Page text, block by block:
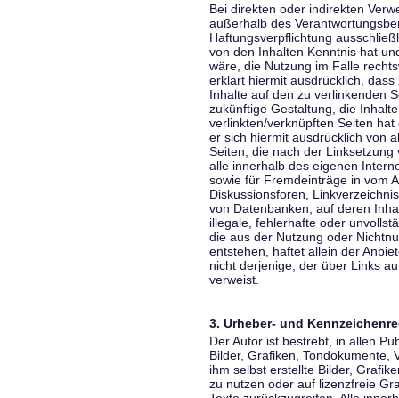
Bei direkten oder indirekten
außerhalb des
Haftungsverpflichtung
von den Inhalten Kenntnis hat
wäre, die Nutzung im Falle
erklärt hiermit ausdrücklich,
Inhalte auf den zu verlinkenden
zukünftige Gestaltung, die
verlinkten/verknüpften Seiten
er sich hiermit ausdrücklich von
Seiten, die nach der
alle innerhalb des eigenen
sowie für Fremdeinträge in vom
Diskussionsforen,
von Datenbanken, auf deren
illegale, fehlerhafte oder
die aus der Nutzung oder
entstehen, haftet allein der
nicht derjenige, der über Links
verweist.
3. Urheber- und
Der Autor ist bestrebt, in allen
Bilder, Grafiken, Tondokumente,
ihm selbst erstellte Bilder,
zu nutzen oder auf lizenzfreie